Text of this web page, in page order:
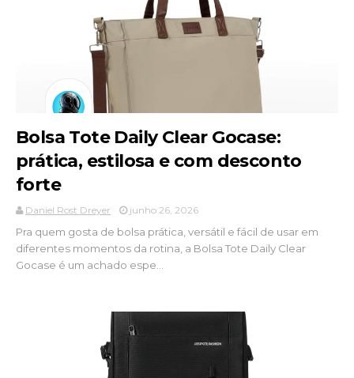
Bolsa Tote Daily Clear Gocase:
prática, estilosa e com desconto
forte
Daniel Rost Dreyer junho 26, 2026
Pra quem gosta de bolsa prática, versátil e fácil de usar em
diferentes momentos da rotina, a Bolsa Tote Daily Clear
Gocase é um achado espe...